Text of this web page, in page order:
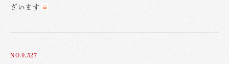
ざいます
NO.9,527